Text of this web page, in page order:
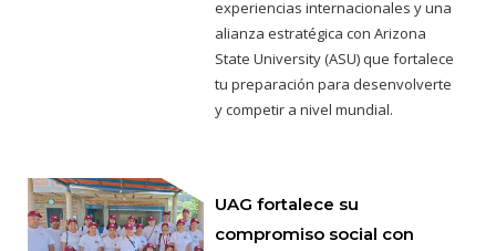
experiencias internacionales y una
alianza estratégica con Arizona
State University (ASU) que fortalece
tu preparación para desenvolverte
y competir a nivel mundial.
UAG fortalece su
compromiso social con